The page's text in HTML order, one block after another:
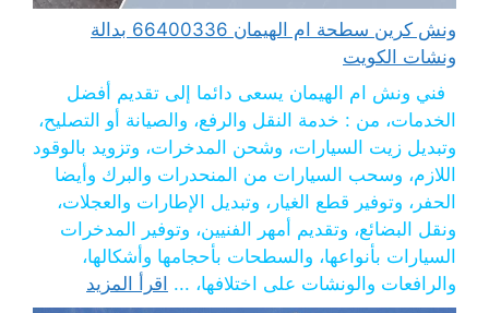
ونش كرين سطحة ام الهيمان 66400336 بدالة
ونشات الكويت
فني ونش ام الهيمان يسعى دائما إلى تقديم أفضل
الخدمات، من : خدمة النقل والرفع، والصيانة أو التصليح،
وتبديل زيت السيارات، وشحن المدخرات، وتزويد بالوقود
اللازم، وسحب السيارات من المنحدرات والبرك وأيضا
الحفر، وتوفير قطع الغيار، وتبديل الإطارات والعجلات،
ونقل البضائع، وتقديم أمهر الفنيين، وتوفير المدخرات
السيارات بأنواعها، والسطحات بأحجامها وأشكالها،
والرافعات والونشات على اختلافها، ... اقرأ المزيد